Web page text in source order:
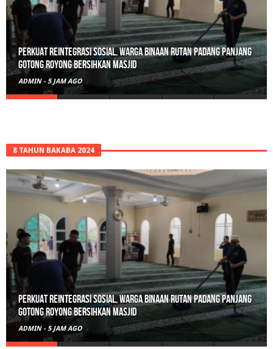
Perkuat Reintegrasi Sosial, Warga Binaan Rutan Padang Panjang
Gotong Royong Bersihkan Masjid
ADMIN - 5 JAM AGO
8 TAHUN BAKABA 2024
Perkuat Reintegrasi Sosial, Warga Binaan Rutan Padang Panjang
Gotong Royong Bersihkan Masjid
ADMIN - 5 JAM AGO